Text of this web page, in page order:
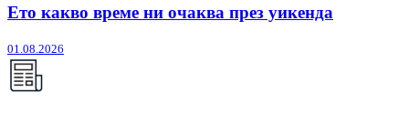
Ето какво време ни очаква през уикенда
01.08.2026